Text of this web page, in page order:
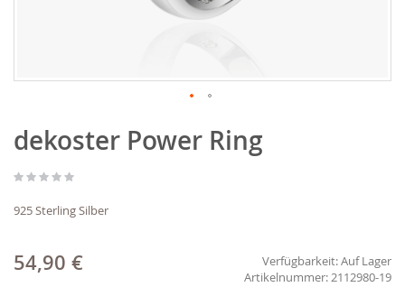
Anfang
der
springen
dekoster Power Ring
925 Sterling Silber
54,90 € Verfügbarkeit:Auf Lager
2112980-19